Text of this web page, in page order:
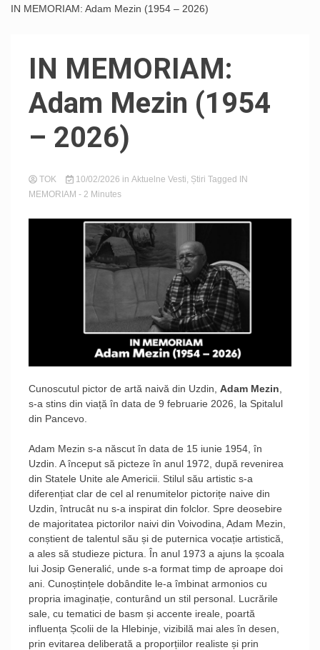
IN MEMORIAM: Adam Mezin (1954 – 2026)
IN MEMORIAM:
Adam Mezin (1954
– 2026)
TOK 10/02/2026 in Aktuelne Vesti, Știri Tagged
IN
MEMORIAM - 2 Minutes
Cunoscutul pictor de artă naivă din Uzdin, Adam Mezin
s-a stins din viață în data de 9 februarie 2026, la Spitalul
din Pancevo.
Adam Mezin s-a născut în data de 15 iunie 1954, în
Uzdin. A început să picteze în anul 1972, după revenirea
din Statele Unite ale Americii. Stilul său artistic s-a
diferențiat clar de cel al renumitelor pictorițe naive din
Uzdin, întrucât nu s-a inspirat din folclor. Spre deosebire
de majoritatea pictorilor naivi din Voivodina, Adam Mezin,
conștient de talentul său și de puternica vocație artistică,
a ales să studieze pictura. În anul 1973 a ajuns la școala
lui Josip Generalić, unde s-a format timp de aproape doi
ani. Cunoștințele dobândite le-a îmbinat armonios cu
propria imaginație, conturând un stil personal. Lucrările
sale, cu tematici de basm și accente ireale, poartă
influența Școlii de la Hlebinje, vizibilă mai ales în desen,
prin evitarea deliberată a proporțiilor realiste și prin